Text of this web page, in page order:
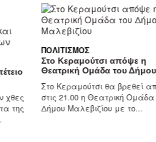
χθες
της
ΠΟΛΙΤΙΣΜΌΣ
Στο Κεραμούτσι απόψε η
Θεατρική Ομάδα του
Στο Κεραμούτσι θα βρεθεί
στις 21.00 η Θεατρική Ομάδα
Δήμου Μαλεβιζίου με το...